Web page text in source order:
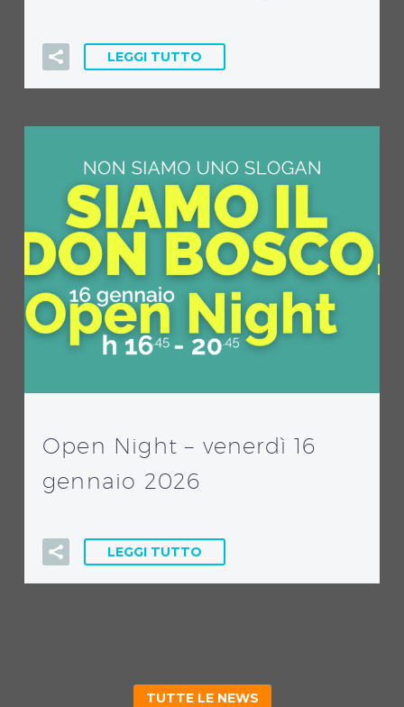
LEGGI TUTTO
Open Night – venerdì 16
gennaio 2026
LEGGI TUTTO
TUTTE LE NEWS